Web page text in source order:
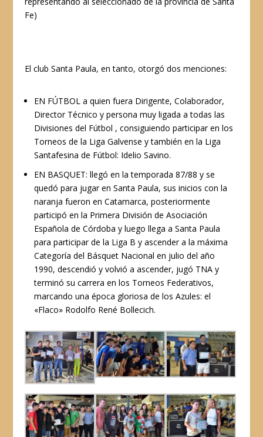
Fe)
El club Santa Paula, en tanto, otorgó dos menciones:
EN FÚTBOL a quien fuera Dirigente, Colaborador,
Director Técnico y persona muy ligada a todas las
Divisiones del Fútbol , consiguiendo participar en los
Torneos de la Liga Galvense y también en la Liga
Santafesina de Fútbol: Idelio Savino.
EN BASQUET: llegó en la temporada 87/88 y se
quedó para jugar en Santa Paula, sus inicios con la
naranja fueron en Catamarca, posteriormente
participó en la Primera División de Asociación
Española de Córdoba y luego llega a Santa Paula
para participar de la Liga B y ascender a la máxima
Categoría del Básquet Nacional en julio del año
1990, descendió y volvió a ascender, jugó TNA y
terminó su carrera en los Torneos Federativos,
marcando una época gloriosa de los Azules: el
«Flaco» Rodolfo René Bollecich.